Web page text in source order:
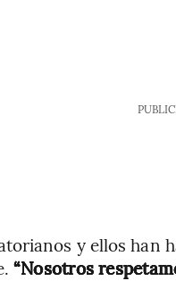
y ellos han
“Nosotros